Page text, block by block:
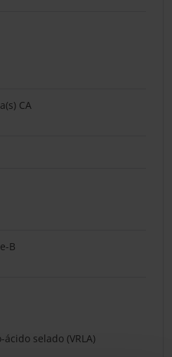
CA
B
ácido selado (VRLA)